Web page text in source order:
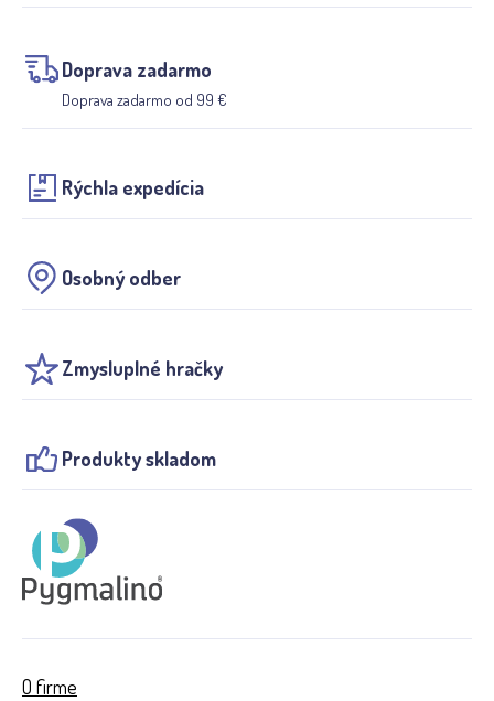
Doprava zadarmo
Doprava zadarmo od 99 €
Rýchla expedícia
Osobný odber
Zmysluplné hračky
Produkty skladom
O firme